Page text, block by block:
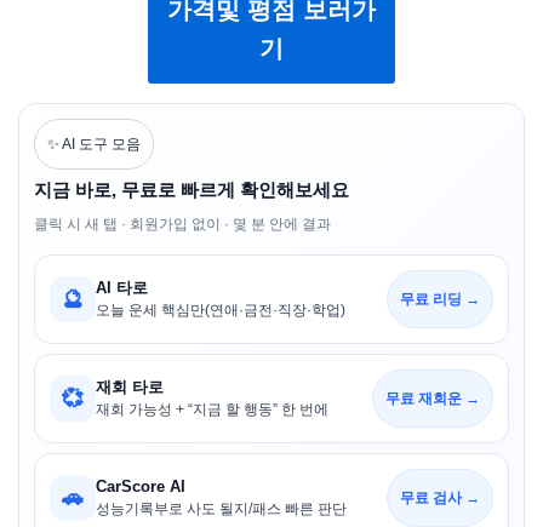
가격및 평점 보러가
기
✨ AI 도구 모음
지금 바로, 무료로 빠르게 확인해보세요
클릭 시 새 탭 · 회원가입 없이 · 몇 분 안에 결과
🔮 AI 타로
오늘 운세 핵심만(연애·금전·직장·학업)
무료 리딩 →
💞 재회 타로
재회 가능성 + “지금 할 행동” 한 번에
무료 재회운 →
🚗 CarScore AI
성능기록부로 사도 될지/패스 빠른 판단
무료 검사 →